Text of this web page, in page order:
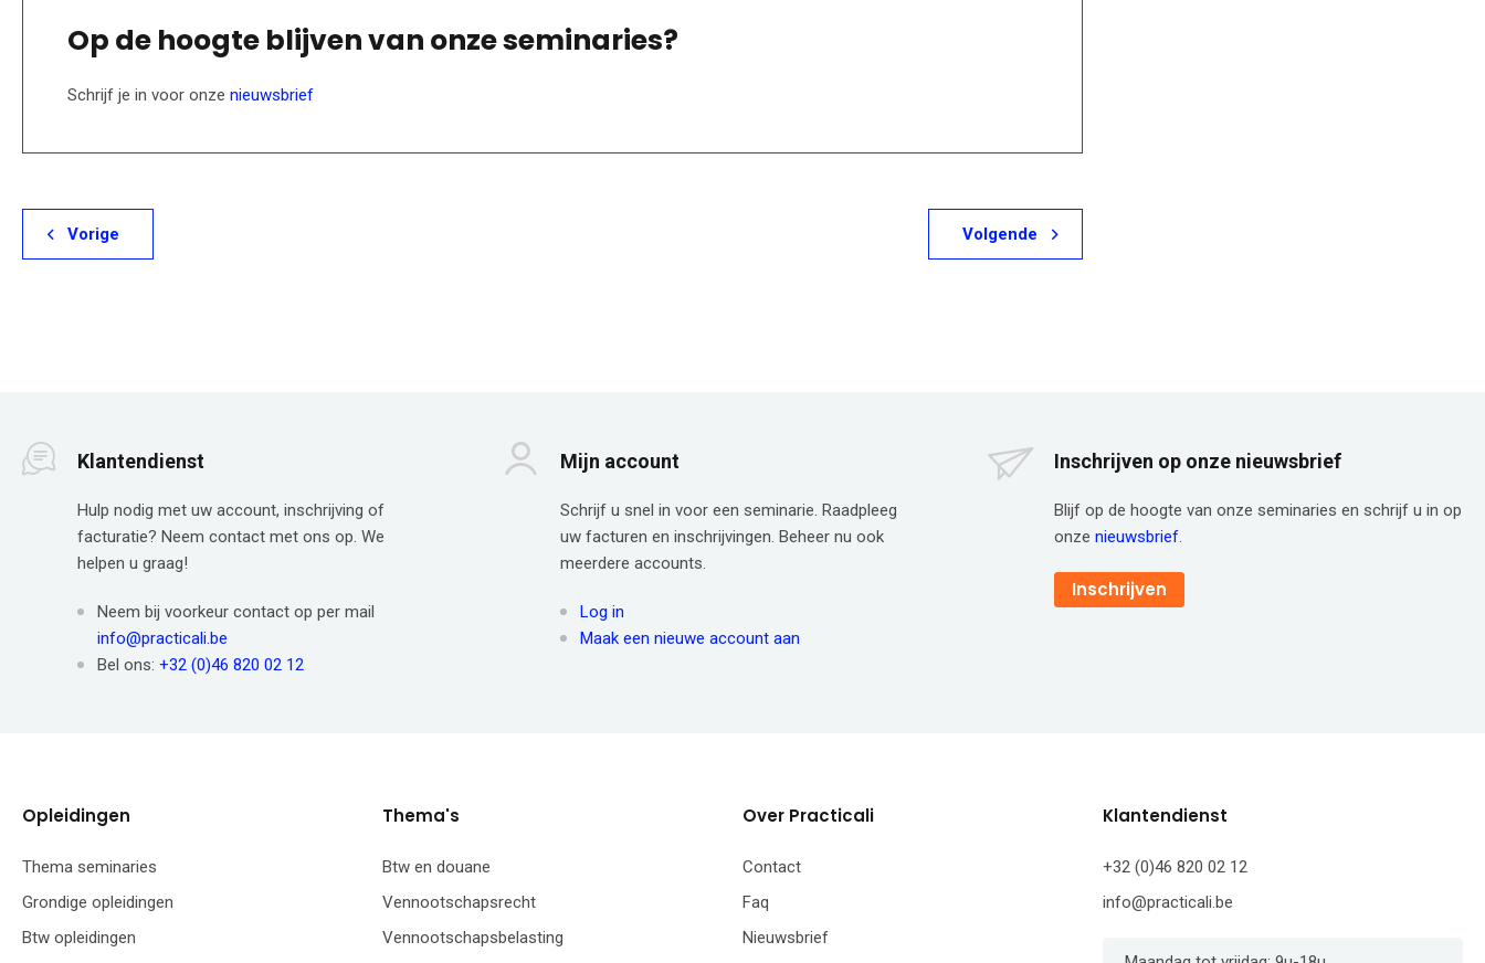
Op de hoogte blijven van onze seminaries?
Schrijf je in voor onze nieuwsbrief
Vorige Volgende
Klantendienst
Hulp nodig met uw account, inschrijving of
facturatie? Neem contact met ons op. We
helpen u graag!
Neem bij voorkeur contact op per mail
info@practicali.be
Bel ons: +32 (0)46 820 02 12
Mijn account
Schrijf u snel in voor een seminarie. Raadpleeg
uw facturen en inschrijvingen. Beheer nu ook
meerdere accounts.
Log in
Maak een nieuwe account aan
Inschrijven op onze nieuwsbrief
Blijf op de hoogte van onze seminaries en schrijf u in op
onze nieuwsbrief.
Inschrijven
Opleidingen
Thema seminaries
Grondige opleidingen
Btw opleidingen
Thema's
Btw en douane
Vennootschapsrecht
Vennootschapsbelasting
Over Practicali
Contact
Faq
Nieuwsbrief
Klantendienst
+32 (0)46 820 02 12
info@practicali.be